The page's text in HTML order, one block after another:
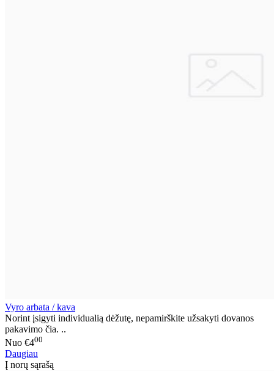
Vyro arbata / kava
Norint įsigyti individualią dėžutę, nepamirškite užsakyti dovanos
pakavimo čia. ..
Nuo €400
Daugiau
Į norų sąrašą